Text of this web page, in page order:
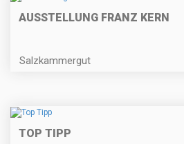
AUSSTELLUNG FRANZ KERN
Salzkammergut
TOP TIPP